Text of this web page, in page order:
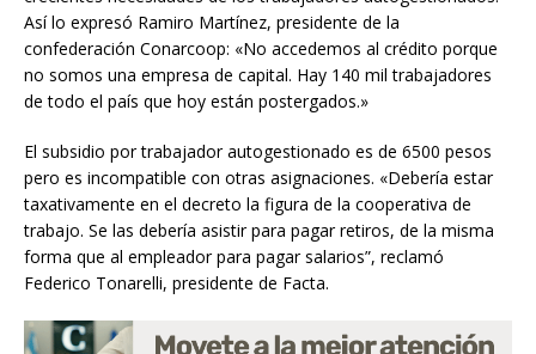
Así lo expresó Ramiro Martínez, presidente de la
confederación Conarcoop: «No accedemos al crédito porque
no somos una empresa de capital. Hay 140 mil trabajadores
de todo el país que hoy están postergados.»
El subsidio por trabajador autogestionado es de 6500 pesos
pero es incompatible con otras asignaciones. «Debería estar
taxativamente en el decreto la figura de la cooperativa de
trabajo. Se las debería asistir para pagar retiros, de la misma
forma que al empleador para pagar salarios”, reclamó
Federico Tonarelli, presidente de Facta.